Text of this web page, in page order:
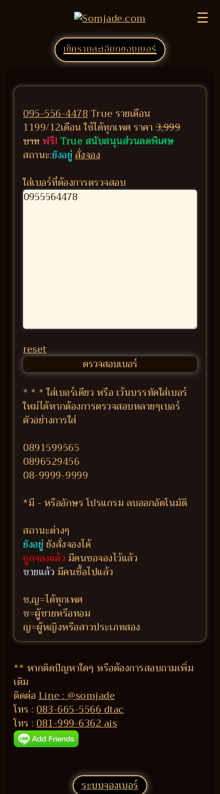
☰
เช็ครายละเอียดของเบอร์
095-556-4478True รายเดือน
1199/12เดือน ใช้ได้ทุกเพศ ราคา3,999
บาทฟรี! True สนับสนุนส่วนลดพิเศษ
สถานะ:ยังอยู่สั่งจอง
ใส่เบอร์ที่ต้องการตรวจสอบ
reset
* * * ใส่เบอร์เดียว หรือ เว้นบรรทัดใส่เบอร์
ใหม่ได้หากต้องการตรวจสอบหลายๆเบอร์
ตัวอย่างการใส่
0891599565
0896529456
08-9999-9999
*มี - หรืออักษร โปรแกรม ลบออกอัตโนมัติ
สถานะต่างๆ
ยังอยู่ ยังสั่งจองได้
ถูกจองแล้ว มีคนขอจองไว้แล้ว
ขายแล้ว มีคนซื้อไปแล้ว
ช,ญ=ได้ทุกเพศ
ช=ผู้ชายหรือทอม
ญ=ผู้หญิงหรือสาวประเภทสอง
** หากติดปัญหาใดๆ หรือต้องการสอบถามเพิ่ม
เติม
ติดต่อLine : @somjade
โทร : 083-665-5566 dtac
โทร : 081-999-6362 ais
ระบบจองเบอร์